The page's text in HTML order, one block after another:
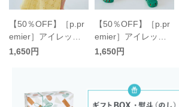
【50％OFF】［p.pr
emier］アイレット
レース半袖シャツ キ
1,650円
【50％OFF】［p.pr
emier］アイレット
レースフリルパンツ
1,650円